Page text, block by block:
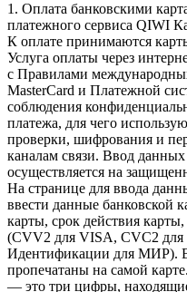
1. Оплата банковскими
платежного сервиса QIWI
К оплате принимаются
Услуга оплаты через
с Правилами
MasterCard и Платежной
соблюдения
платежа, для чего
проверки, шифрования и
каналам связи. Ввод
осуществляется на
На странице для ввода
ввести данные банковской
карты, срок действия
(CVV2 для VISA, CVC2 для
Идентификации для МИР).
пропечатаны на самой
— это три цифры,